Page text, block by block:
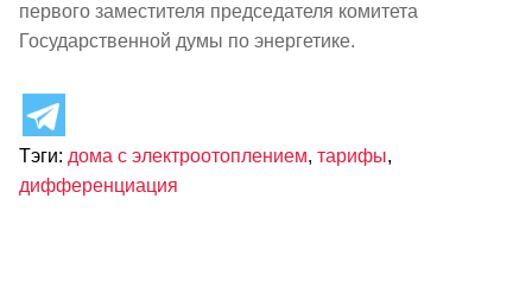
первого заместителя председателя комитета
Государственной думы по энергетике.
Тэги: дома с электроотоплением, тарифы,
дифференциация